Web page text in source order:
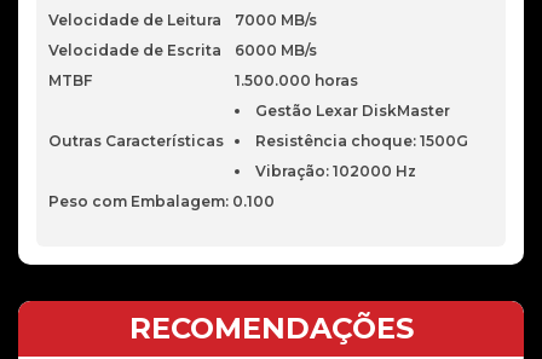
Velocidade de Leitura
7000 MB/s
Velocidade de Escrita
6000 MB/s
MTBF
1.500.000 horas
Outras Características
Gestão Lexar DiskMaster
Resistência choque: 1500G
Vibração: 102000 Hz
Peso com Embalagem: 0.100
RECOMENDAÇÕES